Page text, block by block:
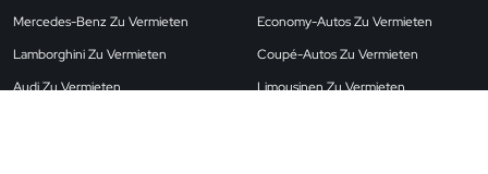
Mercedes-Benz Zu Vermieten
Lamborghini Zu Vermieten
Audi Zu Vermieten
Economy-Autos Zu Vermieten
Coupé-Autos Zu Vermieten
Limousinen Zu Vermieten